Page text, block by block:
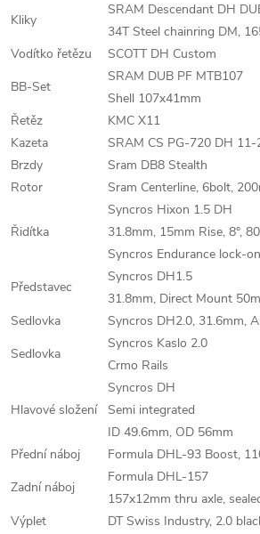
Kliky
SRAM Descendant DH
34T Steel chainring DM,
Vodítko řetězu
SCOTT DH Custom
BB-Set
SRAM DUB PF MTB107
Shell 107x41mm
Řetěz
KMC X11
Kazeta
SRAM CS PG-720 DH 11-
Brzdy
Sram DB8 Stealth
Rotor
Sram Centerline, 6bolt,
Řidítka
Syncros Hixon 1.5 DH
31.8mm, 15mm Rise, 8°,
Syncros Endurance lock-
Představec
Syncros DH1.5
31.8mm, Direct Mount
Sedlovka
Syncros DH2.0, 31.6mm,
Sedlovka
Syncros Kaslo 2.0
Crmo Rails
Hlavové složení
Syncros DH
Semi integrated
ID 49.6mm, OD 56mm
Přední náboj
Formula DHL-93 Boost,
Zadní náboj
Formula DHL-157
157x12mm thru axle,
Výplet
DT Swiss Industry, 2.0